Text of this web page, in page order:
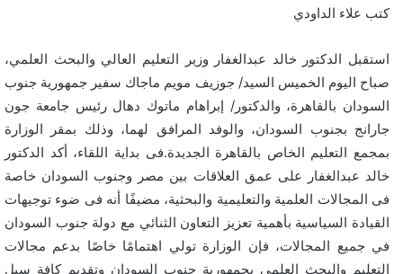
كتب علاء الداودي
استقبل الدكتور خالد عبدالغفار وزير التعليم العالي والبحث العلمي،
صباح اليوم الخميس السيد/ جوزيف مويم ماجاك سفير جمهورية جنوب
السودان بالقاهرة، والدكتور/ إبراهام ماتوك دهال رئيس جامعة جون
جارانج بجنوب السودان، والوفد المرافق لهما، وذلك بمقر الوزارة
بمجمع التعليم الخاص بالقاهرة الجديدة.فى بداية اللقاء، أكد الدكتور
خالد عبدالغفار على عمق العلاقات بين مصر وجنوب السودان خاصة
فى المجالات العلمية والتعليمية والبحثية، مضيفًا أنه فى ضوء توجيهات
القيادة السياسية بأهمية تعزيز التعاون الثنائي مع دولة جنوب السودان
في جميع المجالات، فإن الوزارة تولي اهتمامًا خاصًا بدعم مجالات
التعليم والبحث العلمي بجمهورية جنوب السودان وتقديم كافة سبل